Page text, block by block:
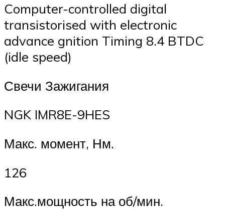
Computer-controlled digital
transistorised with electronic
advance gnition Timing 8.4 BTDC
(idle speed)
Свечи Зажигания
NGK IMR8E-9HES
Макс. момент, Нм.
126
Макс.мощность на об/мин.